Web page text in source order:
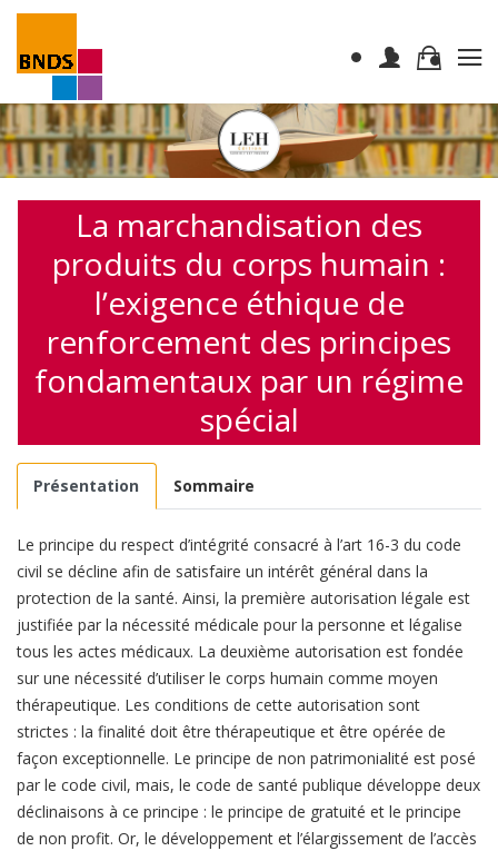
La marchandisation des
produits du corps humain :
l’exigence éthique de
renforcement des principes
fondamentaux par un régime
spécial
Présentation Sommaire
Le principe du respect d’intégrité consacré à l’art 16-3 du code
civil se décline afin de satisfaire un intérêt général dans la
protection de la santé. Ainsi, la première autorisation légale est
justifiée par la nécessité médicale pour la personne et légalise
tous les actes médicaux. La deuxième autorisation est fondée
sur une nécessité d’utiliser le corps humain comme moyen
thérapeutique. Les conditions de cette autorisation sont
strictes : la finalité doit être thérapeutique et être opérée de
façon exceptionnelle. Le principe de non patrimonialité est posé
par le code civil, mais, le code de santé publique développe deux
déclinaisons à ce principe : le principe de gratuité et le principe
de non profit. Or, le développement et l’élargissement de l’accès